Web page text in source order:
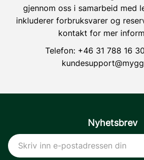
gjennom oss i samarbeid med
inkluderer forbruksvarer og
kontakt for mer
Telefon: +46 31 788 16 30
Nyhetsbrev